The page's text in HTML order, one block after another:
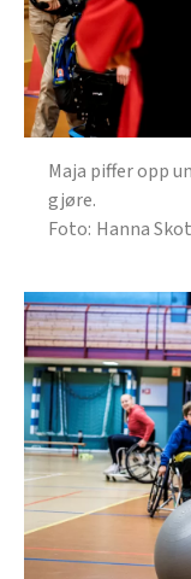
Maja piffer opp
gjøre.
Hanna